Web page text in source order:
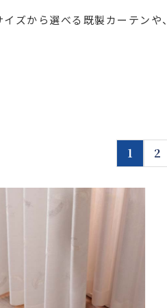
ズから選べる既製カーテンや、
1 2